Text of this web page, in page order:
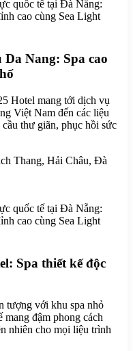
Nang: Spa cao
Hotel mang tới dịch vụ
Việt Nam đến các liệu
thư giãn, phục hồi sức
Thang, Hải Châu, Đà
Spa thiết kế độc
tượng với khu spa nhỏ
đậm phong cách
nhiên cho mọi liệu trình